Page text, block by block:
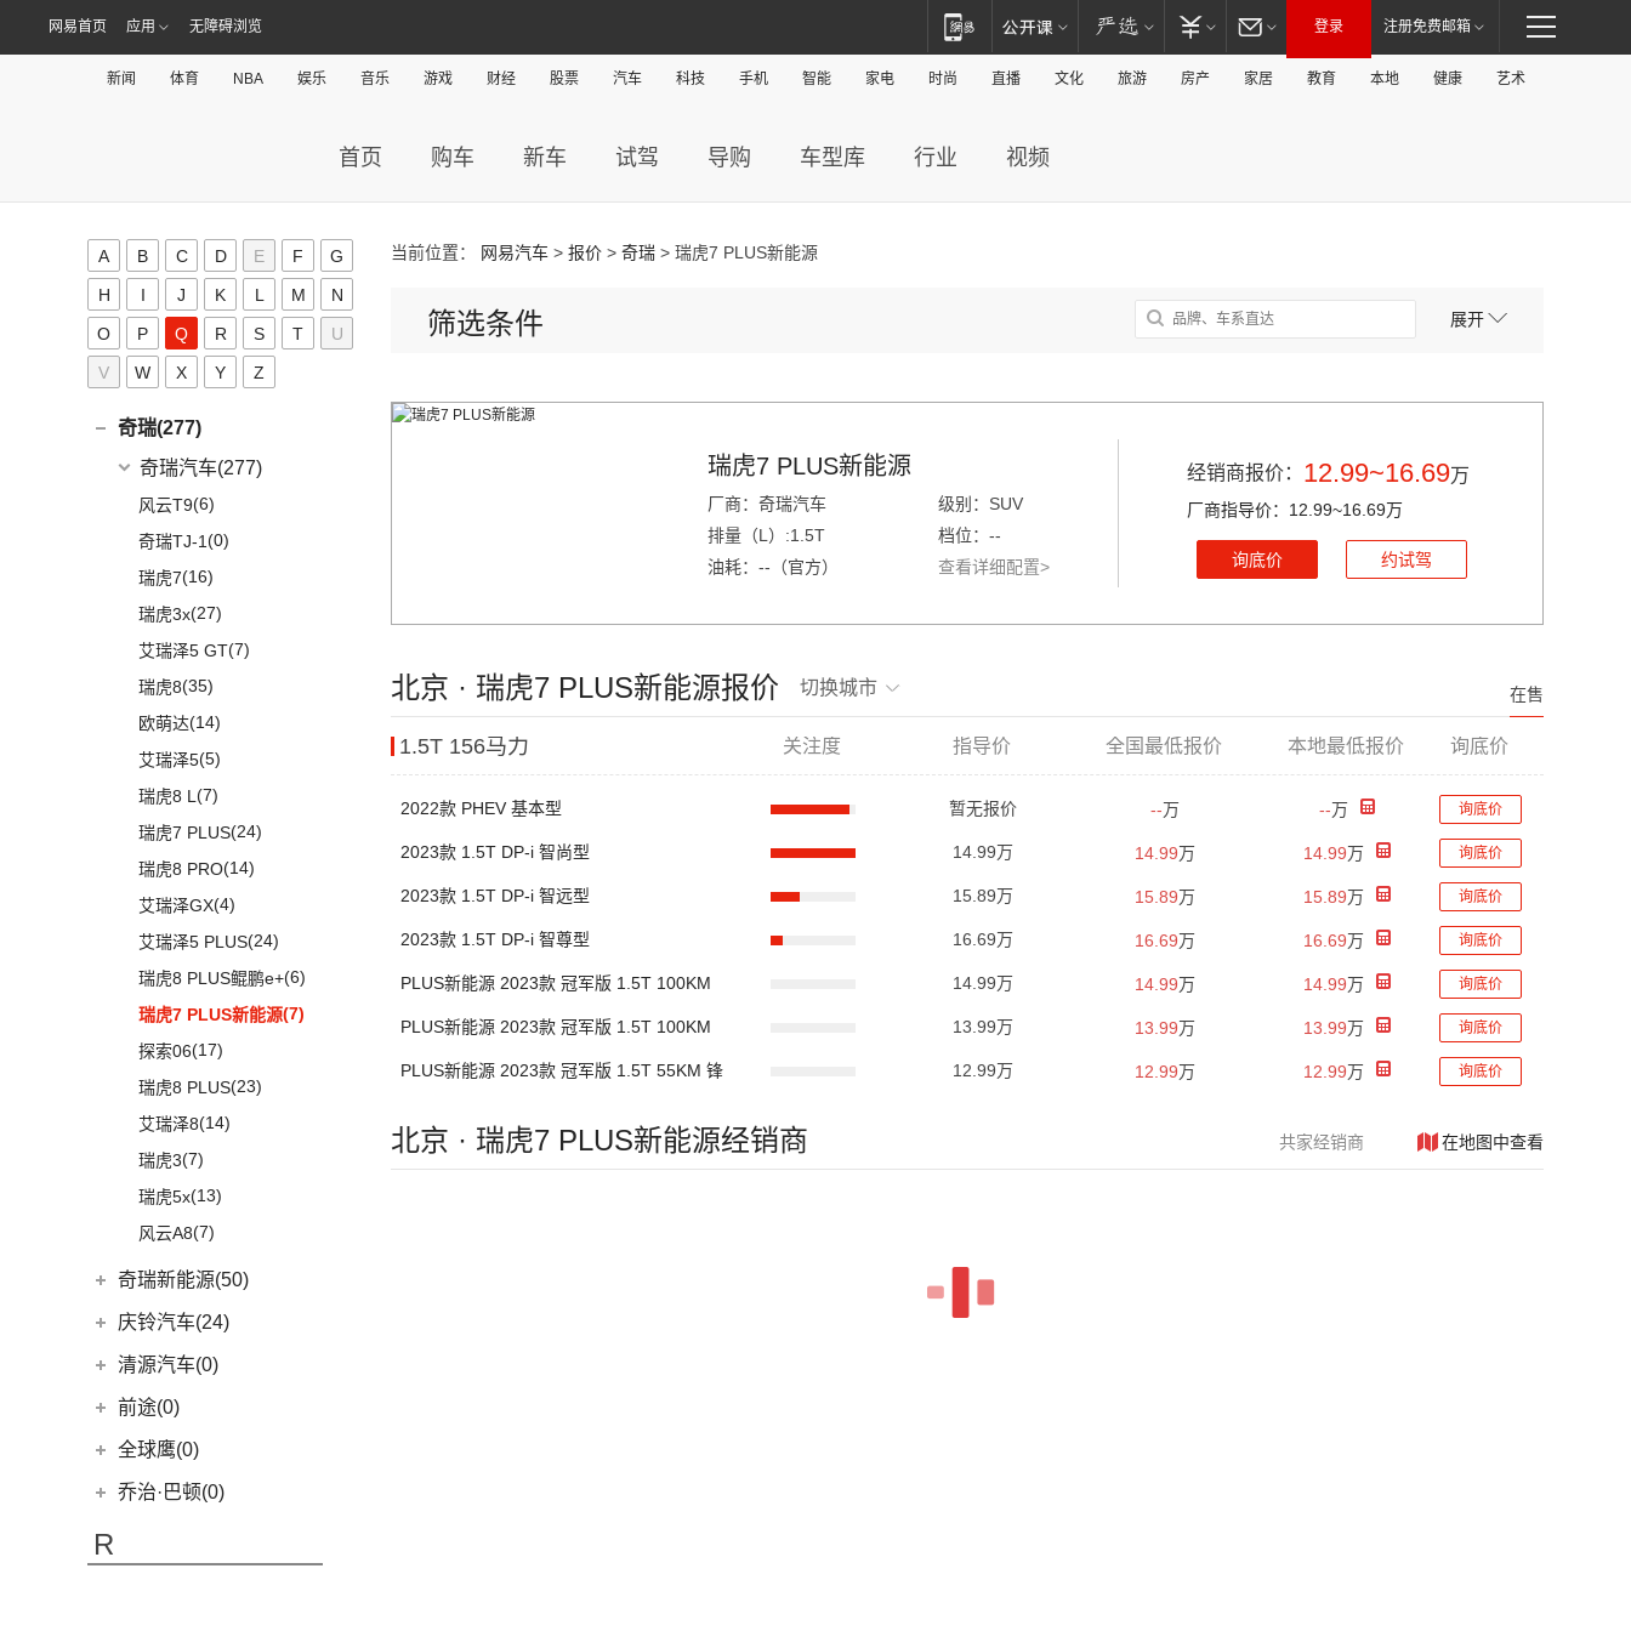
网易首页 应用 无障碍浏览 登录 注册免费邮箱
新闻 体育 NBA 娱乐 音乐 游戏 财经 股票 汽车 科技 手机 智能 家电 时尚 直播 文化 旅游 房产 家居 教育 本地 健康 艺术
首页 购车 新车 试驾 导购 车型库 行业 视频
A B C D E F
G
H
I J K L M
N
O
P Q R S T
U
V
W X Y Z
MG领航(7)
摩根Aero 8(1)
哪吒U
(22)
哪吒V(9)
NEVS 9-3X(0)
讴歌(17)
好猫
(8)
好猫GT(5)
朋克猫(0)
樱桃猫(0)
闪电猫(7)
Polestar极星(15)
Polestar(15)
Polestar 1(1)
Precept (0)
Polestar 4(6)
Polestar 2
Polestar 3(2)
朋克汽车(10)
朋克汽车(10)
朋克美美(5)
朋克多多
Q
起亚(74)
起亚(74)
福瑞迪(4)
起亚K3(13)
狮铂拓界 (11)
智跑(5)
奕跑(6)
起亚K3 PHEV(2)
嘉华(4)
K5凯酷(4)
KX CROSS
起亚KX3 EV
起亚K3 EV(4)
起亚K5 PHEV(2)
凯绅(4)
焕驰(2)
起亚KX5 (5)
KX3傲跑 (5)
奇瑞(277)
奇瑞汽车(277)
风云T9(6)
奇瑞TJ-1 (0)
瑞虎7(16)
瑞虎3x(27)
艾瑞泽5 GT(7)
瑞虎8(35)
欧萌达(14)
艾瑞泽5(5)
瑞虎8 L (7)
瑞虎7 PLUS(24)
瑞虎8 PRO(14)
艾瑞泽GX(4)
艾瑞泽5 PLUS(24)
瑞虎8 PLUS鲲鹏e+(6)
瑞虎7 PLUS新能源(7)
探索06(17)
瑞虎8 PLUS(23)
艾瑞泽8(14)
瑞虎3(7)
瑞虎5x(13)
风云A8(7)
奇瑞新能源(50)
奇瑞新能源
艾瑞泽5e(1)
瑞虎3xe
QQ冰淇淋
小蚂蚁(10)
庆铃汽车(24)
庆铃汽车(24)
TAGA达咖H
清源汽车(0)
清源汽车
清源尊者
清源小尊
前途(0)
全球鹰(0)
乔治·巴顿(0)
R
当前位置： 网易汽车 > 报价 > 奇瑞 > 瑞虎7 PLUS新能源
筛选条件 展开
瑞虎7 PLUS新能源
厂商：奇瑞汽车
级别：SUV
排量（L）:1.5T
档位：--
油耗：--（官方）
查看详细配置>
经销商报价： 12.99~16.69万
厂商指导价：12.99~16.69万
询底价 约试驾
北京 · 瑞虎7 PLUS新能源报价 切换城市 在售
1.5T 156马力 关注度 指导价 全国最低报价 本地最低报价 询底价
2022款 PHEV 基本型 暂无报价 --万 --万 询底价
2023款 1.5T DP-i 智尚型 14.99万 14.99万 14.99万 询底价
2023款 1.5T DP-i 智远型 15.89万 15.89万 15.89万 询底价
2023款 1.5T DP-i 智尊型 16.69万 16.69万 16.69万 询底价
PLUS新能源 2023款 冠军版 1.5T 100KM
14.99万 14.99万 14.99万 询底价
PLUS新能源 2023款 冠军版 1.5T 100KM
13.99万 13.99万 13.99万 询底价
PLUS新能源 2023款 冠军版 1.5T 55KM 锋
12.99万 12.99万 12.99万 询底价
北京 · 瑞虎7 PLUS新能源经销商 共家经销商 在地图中查看